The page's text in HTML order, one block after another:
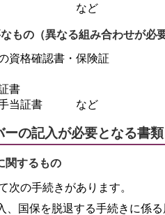
ド など
もの（異なる組み合わせが必要
資格確認書・保険証
書
手当証書 など
ーの記入が必要となる書類
関するもの
次の手続きがあります。
、国保を脱退する手続きに係